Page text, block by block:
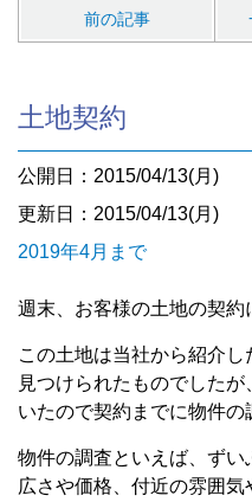
前の記事
土地契約
公開日：2015/04/13(月)
更新日：2015/04/13(月)
2019年4月まで
週末、お客様の土地の契約
この土地は当社から紹介
見つけられたものでした
いたので契約までに物件の
物件の調査といえば、ずい
広さや価格、付近の雰囲